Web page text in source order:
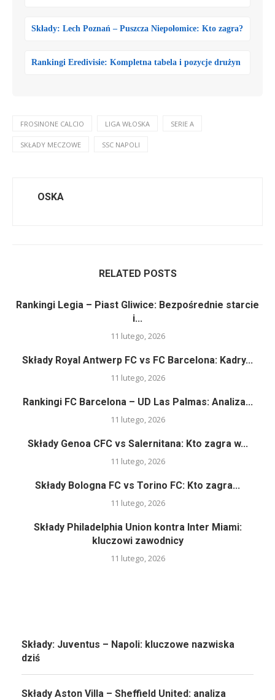
Składy: Lech Poznań – Puszcza Niepołomice: Kto zagra?
Rankingi Eredivisie: Kompletna tabela i pozycje drużyn
FROSINONE CALCIO LIGA WŁOSKA SERIE A
SKŁADY MECZOWE SSC NAPOLI
OSKA
RELATED POSTS
Rankingi Legia – Piast Gliwice: Bezpośrednie starcie
i...
11 lutego, 2026
Składy Royal Antwerp FC vs FC Barcelona: Kadry...
11 lutego, 2026
Rankingi FC Barcelona – UD Las Palmas: Analiza...
11 lutego, 2026
Składy Genoa CFC vs Salernitana: Kto zagra w...
11 lutego, 2026
Składy Bologna FC vs Torino FC: Kto zagra...
11 lutego, 2026
Składy Philadelphia Union kontra Inter Miami:
kluczowi zawodnicy
11 lutego, 2026
Składy: Juventus – Napoli: kluczowe nazwiska
dziś
Składy Aston Villa – Sheffield United: analiza